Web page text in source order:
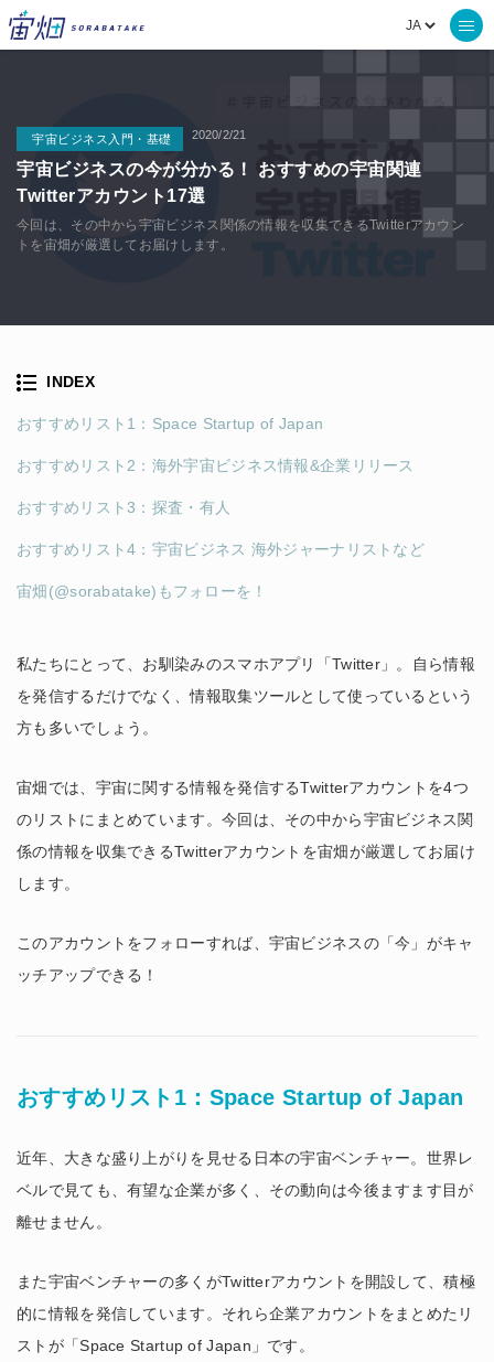
宇宙ビジネス入門・基礎 2020/2/21
宇宙ビジネスの今が分かる！ おすすめの宇宙関連
Twitterアカウント17選
今回は、その中から宇宙ビジネス関係の情報を収集できるTwitterアカウン
トを宙畑が厳選してお届けします。
私たちにとって、お馴染みのスマホアプリ「Twitter」。自ら情報
を発信するだけでなく、情報取集ツールとして使っているという
方も多いでしょう。
宙畑では、宇宙に関する情報を発信するTwitterアカウントを4つ
のリストにまとめています。今回は、その中から宇宙ビジネス関
係の情報を収集できるTwitterアカウントを宙畑が厳選してお届け
します。
このアカウントをフォローすれば、宇宙ビジネスの「今」がキャ
ッチアップできる！
おすすめリスト1：Space Startup of Japan
近年、大きな盛り上がりを見せる日本の宇宙ベンチャー。世界レ
ベルで見ても、有望な企業が多く、その動向は今後ますます目が
離せません。
また宇宙ベンチャーの多くがTwitterアカウントを開設して、積極
的に情報を発信しています。それら企業アカウントをまとめたリ
ストが「Space Startup of Japan」です。
INDEX
おすすめリスト1：Space Startup of Japan
おすすめリスト2：海外宇宙ビジネス情報&企業リリース
おすすめリスト3：探査・有人
おすすめリスト4：宇宙ビジネス 海外ジャーナリストなど
宙畑(@sorabatake)もフォローを！